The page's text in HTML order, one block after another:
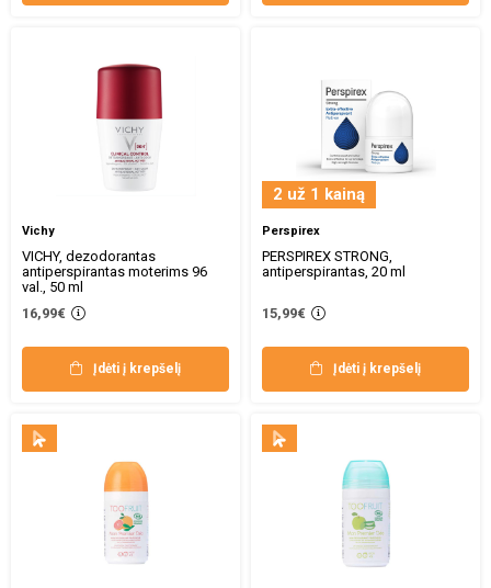
Vichy
VICHY, dezodorantas
antiperspirantas moterims 96
val., 50 ml
16,99€
Įdėti į krepšelį
2 už 1 kainą
Perspirex
PERSPIREX STRONG,
antiperspirantas, 20 ml
15,99€
Įdėti į krepšelį